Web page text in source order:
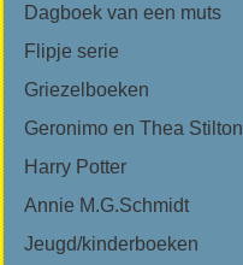
Dagboek van een muts
Flipje serie
Griezelboeken
Geronimo en Thea Stilton
Harry Potter
Annie M.G.Schmidt
Jeugd/kinderboeken